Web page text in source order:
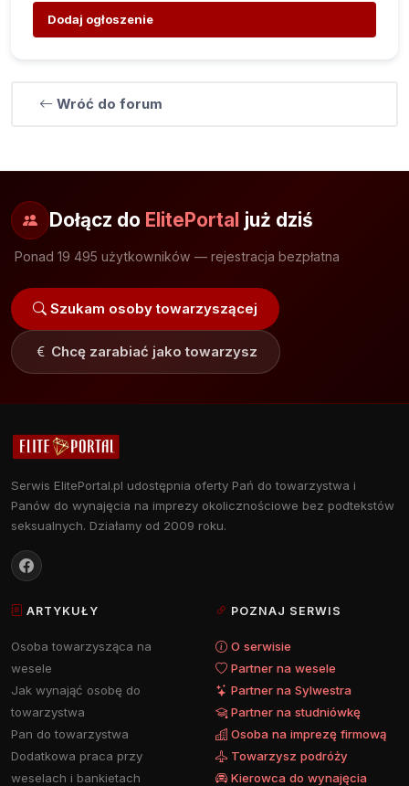
Dodaj ogłoszenie
Wróć do forum
Dołącz do ElitePortal już dziś
Ponad 19 495 użytkowników — rejestracja bezpłatna
Szukam osoby towarzyszącej
Chcę zarabiać jako towarzysz
Serwis ElitePortal.pl udostępnia oferty Pań do towarzystwa i
Panów do wynajęcia na imprezy okolicznościowe bez podtekstów
seksualnych. Działamy od 2009 roku.
ARTYKUŁY
Osoba towarzysząca na
wesele
Jak wynająć osobę do
towarzystwa
Pan do towarzystwa
Dodatkowa praca przy
weselach i bankietach
POZNAJ SERWIS
O serwisie
Partner na wesele
Partner na Sylwestra
Partner na studniówkę
Osoba na imprezę firmową
Towarzysz podróży
Kierowca do wynajęcia